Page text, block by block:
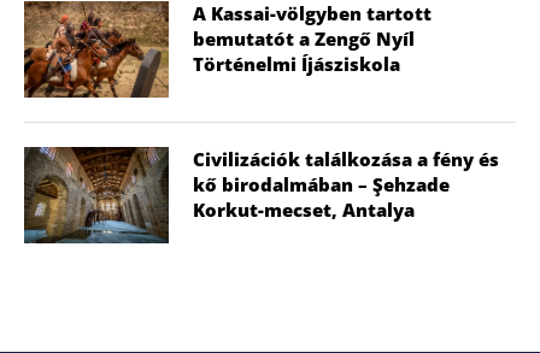
A Kassai-völgyben tartott
bemutatót a Zengő Nyíl
Történelmi Íjásziskola
Civilizációk találkozása a fény és
kő birodalmában – Şehzade
Korkut-mecset, Antalya